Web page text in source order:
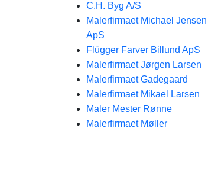
C.H. Byg A/S
Malerfirmaet Michael Jensen
ApS
Flügger Farver Billund ApS
Malerfirmaet Jørgen Larsen
Malerfirmaet Gadegaard
Malerfirmaet Mikael Larsen
Maler Mester Rønne
Malerfirmaet Møller